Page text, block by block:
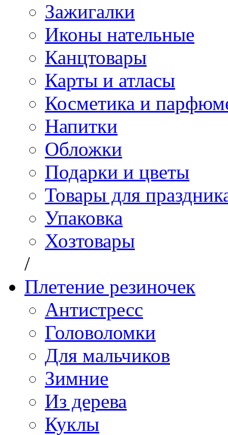
Зажигалки
Иконы нательные
Канцтовары
Карты и атласы
Косметика и
Напитки
Обложки
Подарки и цветы
Товары для
Упаковка
Хозтовары
/
Плетение резиночек
Антистресс
Головоломки
Для мальчиков
Зимние
Из дерева
Куклы